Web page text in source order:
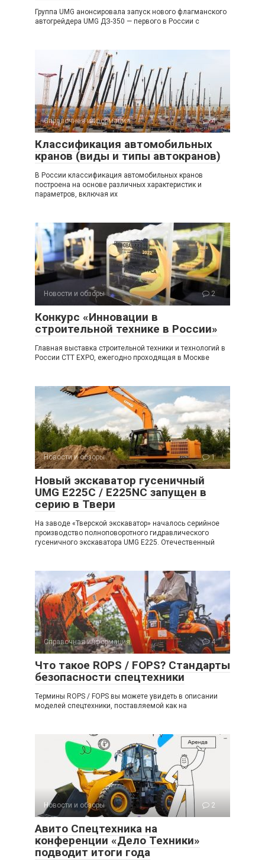
Группа UMG анонсировала запуск нового флагманского
автогрейдера UMG ДЗ-350 — первого в России с
Справочная информация 4
Классификация автомобильных
кранов (виды и типы автокранов)
В России классификация автомобильных кранов
построена на основе различных характеристик и
параметров, включая их
Новости и обзоры 2
Конкурс «Инновации в
строительной технике в России»
Главная выставка строительной техники и технологий в
России CTT EXPO, ежегодно проходящая в Москве
Новости и обзоры 1
Новый экскаватор гусеничный
UMG E225C / E225NC запущен в
серию в Твери
На заводе «Тверской экскаватор» началось серийное
производство полноповоротного гидравлического
гусеничного экскаватора UMG E225. Отечественный
Справочная информация 4
Что такое ROPS / FOPS? Стандарты
безопасности спецтехники
Термины ROPS / FOPS вы можете увидеть в описании
моделей спецтехники, поставляемой как на
Новости и обзоры 2
Авито Спецтехника на
конференции «Дело Техники»
подводит итоги года